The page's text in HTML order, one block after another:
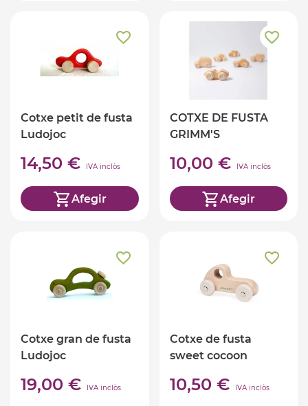
Cotxe petit de fusta
Ludojoc
14,50 € IVA inclòs
Afegir
COTXE DE FUSTA
GRIMM'S
10,00 € IVA inclòs
Afegir
Cotxe gran de fusta
Ludojoc
19,00 € IVA inclòs
Cotxe de fusta
sweet cocoon
10,50 € IVA inclòs